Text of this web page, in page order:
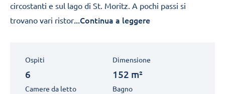
circostanti e sul lago di St. Moritz. A pochi passi si
trovano vari ristor...Continua a leggere
Ospiti
6
Dimensione
152 m²
Camere da letto Bagno